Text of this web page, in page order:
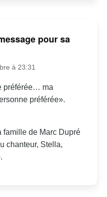
pour sa
à 23:31
préférée… ma
préférée».
famille de Marc Dupré
chanteur, Stella,